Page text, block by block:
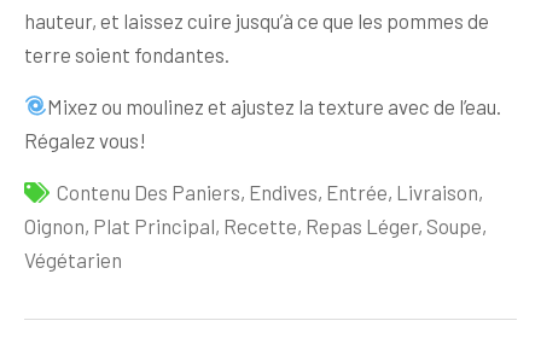
hauteur, et laissez cuire jusqu’à ce que les pommes de
terre soient fondantes.
Mixez ou moulinez et ajustez la texture avec de l’eau.
Régalez vous!
Contenu Des Paniers, Endives, Entrée, Livraison,
Oignon, Plat Principal, Recette, Repas Léger, Soupe,
Végétarien